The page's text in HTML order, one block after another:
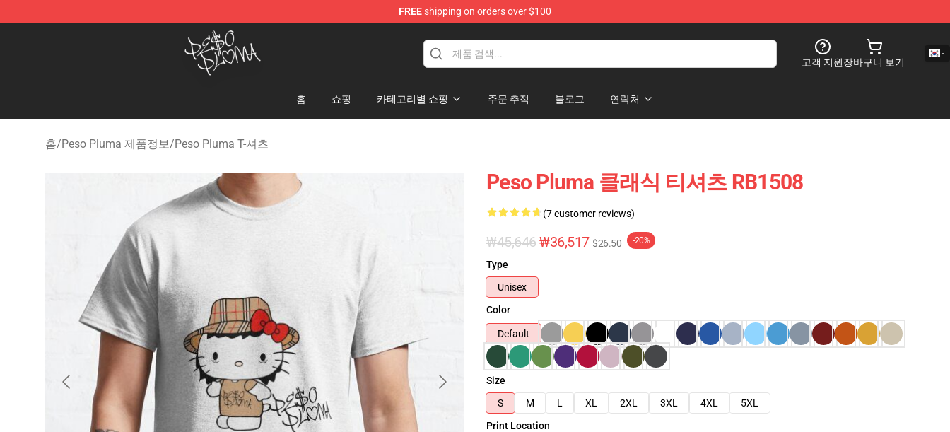
FREEshipping on orders over $100
Peso Pluma Store - Official Peso Pluma Merchandise Shop
고객 지원장바구니 보기
홈 쇼핑 카테고리별 쇼핑 주문 추적 블로그 연락처
홈/Peso Pluma 제품정보/Peso Pluma T-셔츠
Peso Pluma 클래식 티셔츠 RB1508
(7 customer reviews)
₩45,646₩36,517 $26.50 -20%
Type
Unisex
Color
Default
Size
S
M L XL 2XL 3XL 4XL
5XL
Print Location